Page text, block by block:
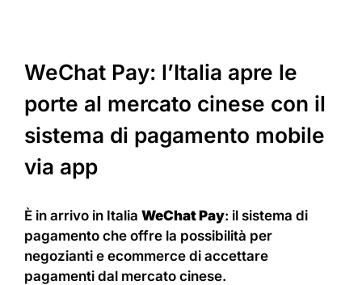
WeChat Pay: l’Italia apre le
porte al mercato cinese con il
sistema di pagamento mobile
via app
È in arrivo in Italia WeChat Pay: il sistema di
pagamento che offre la possibilità per
negozianti e ecommerce di accettare
pagamenti dal mercato cinese.